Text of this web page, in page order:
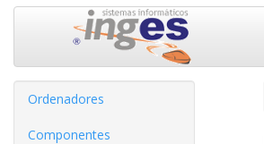
Ordenadores
Componentes